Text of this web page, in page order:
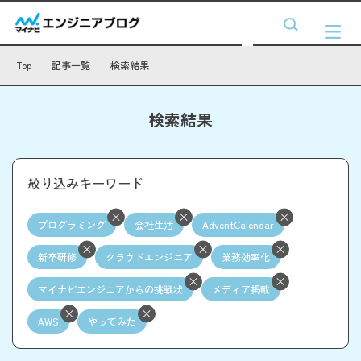
Top 記事一覧 検索結果
検索結果
絞り込みキーワード
プログラミング 会社生活 AdventCalendar
新卒研修 クラウドエンジニア 業務効率化
マイナビエンジニアからの挑戦状 メディア掲載
AWS やってみた